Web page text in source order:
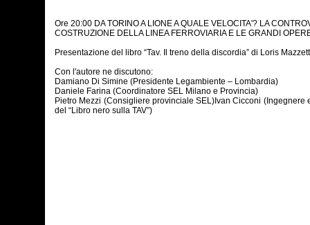
Ore 20:00 DA TORINO A LIONE A QUALE VELOCITA'? LA
COSTRUZIONE DELLA LINEA FERROVIARIA E LE GRANDI
Presentazione del libro “Tav. Il treno della discordia” di Loris
Con l'autore ne discutono:
Damiano Di Simine (Presidente Legambiente – Lombardia)
Daniele Farina (Coordinatore SEL Milano e Provincia)
Pietro Mezzi (Consigliere provinciale SEL)Ivan Cicconi (Ingegnere
del “Libro nero sulla TAV”)